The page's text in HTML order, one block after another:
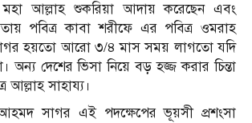
মহা আল্লাহ শুকরিয়া আদায় করেছেন এবং
পবিত্র কাবা শরীফে এর পবিত্র ওমরাহ
হয়তো আরো ৩/৪ মাস সময় লাগতো যদি
অন্য দেশের ভিসা নিয়ে বড় হজ্জ করার চিন্তা
আল্লাহ সাহায্য।
সাগর এই পদক্ষেপের ভূয়সী প্রশংসা